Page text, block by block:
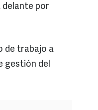
delante por
de trabajo a
gestión del